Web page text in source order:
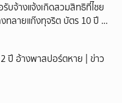
บจ้างแจ้งเกิดสวมสิทธิที่ไชย
ทลายแก๊งทุจริต บัตร 10 ปี ที่
ปี อ้างพาสปอร์ตหาย | ข่าว